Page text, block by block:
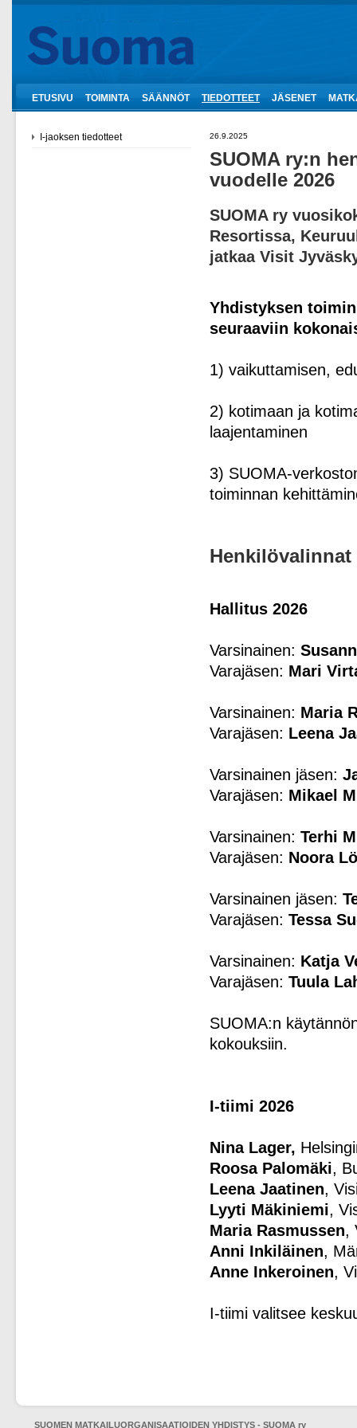
ETUSIVU TOIMINTA SÄÄNNÖT TIEDOTTEET JÄSENET
I-jaoksen tiedotteet 26.9.2025
SUOMA ry:n
vuodelle 2026
SUOMA ry
Resortissa,
jatkaa Visit
Yhdistyksen
seuraaviin
1) vaikuttamisen,
2) kotimaan ja
laajentaminen
3) SUOMA-
toiminnan
Henkilövalinnat
Hallitus 2026
Varsinainen:
Varajäsen: Mari
Varsinainen: Maria
Varajäsen: Leena
Varsinainen jäsen:
Varajäsen: Mikael
Varsinainen: Terhi
Varajäsen: Noora
Varsinainen jäsen:
Varajäsen: Tessa
Varsinainen: Katja
Varajäsen: Tuula
SUOMA:n
kokouksiin.
I-tiimi 2026
Nina Lager,
Roosa Palomäki,
Leena Jaatinen,
Lyyti Mäkiniemi,
Maria Rasmussen,
Anni Inkiläinen,
Anne Inkeroinen,
I-tiimi valitsee
SUOMEN MATKAILUORGANISAATIOIDEN YHDISTYS - SUOMA ry